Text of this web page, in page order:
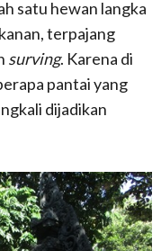
satu hewan langka
terpajang
surving. Karena di
pantai yang
dijadikan